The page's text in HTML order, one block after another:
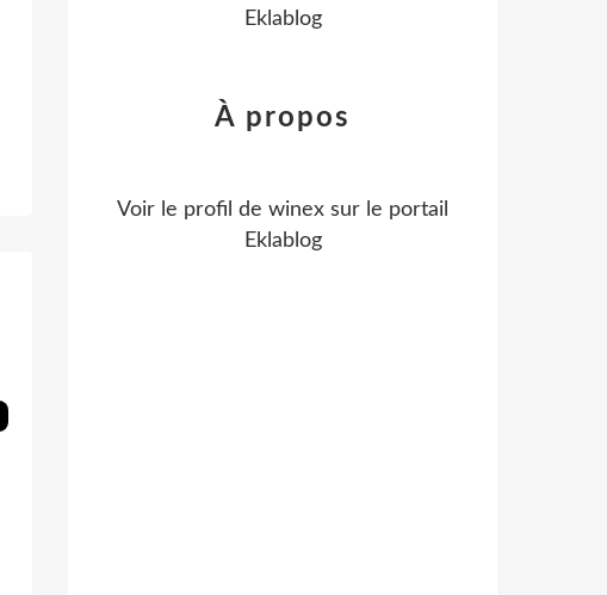
Eklablog
À propos
Voir le profil de winex sur le portail
Eklablog